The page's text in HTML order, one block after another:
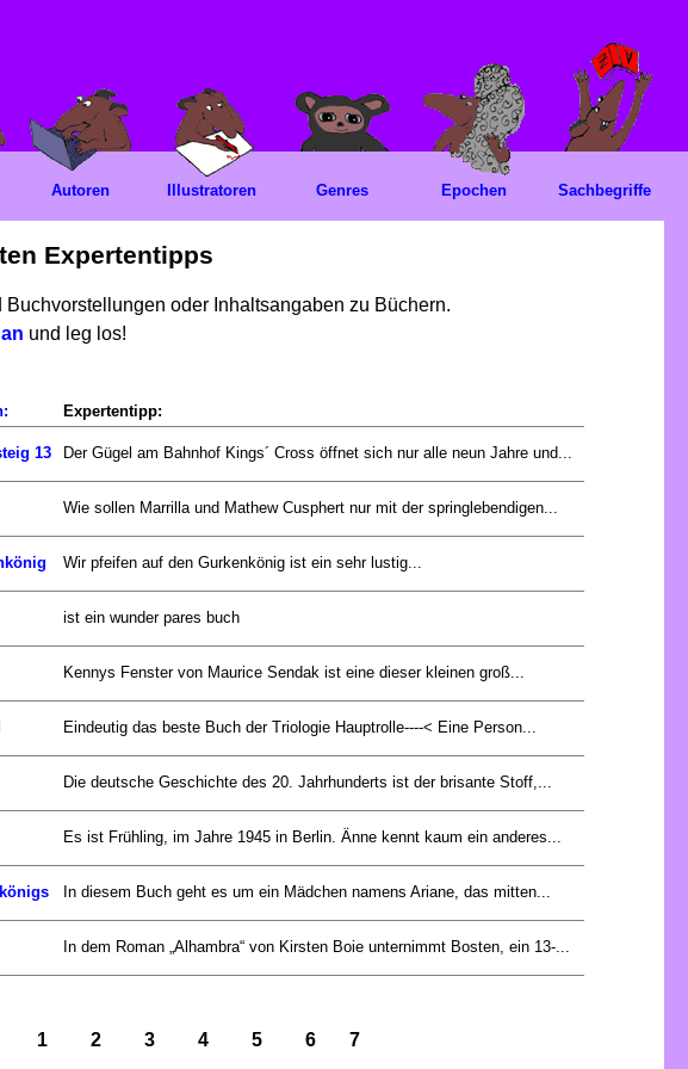
Expertentipps
oder Inhaltsangaben zu Büchern.
und leg los!
Expertentipp:
13 Der Gügel am Bahnhof Kings´ Cross öffnet sich nur alle neun Jahre und...
Wie sollen Marrilla und Mathew Cusphert nur mit der springlebendigen...
Wir pfeifen auf den Gurkenkönig ist ein sehr lustig...
ist ein wunder pares buch
Kennys Fenster von Maurice Sendak ist eine dieser kleinen groß...
Eindeutig das beste Buch der Triologie Hauptrolle----< Eine Person...
Die deutsche Geschichte des 20. Jahrhunderts ist der brisante Stoff,...
Es ist Frühling, im Jahre 1945 in Berlin. Änne kennt kaum ein anderes...
In diesem Buch geht es um ein Mädchen namens Ariane, das mitten...
In dem Roman „Alhambra“ von Kirsten Boie unternimmt Bosten, ein 13-...
1 2 3 4 5 6 7
Autoren Illustratoren Genres Epochen Sachbegriffe